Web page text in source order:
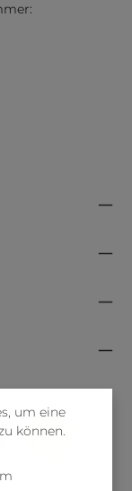
um eine
können.